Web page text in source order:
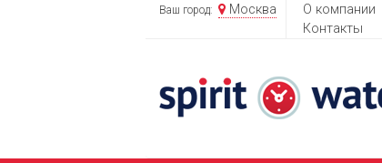
Ваш город: Москва О компании
Контакты